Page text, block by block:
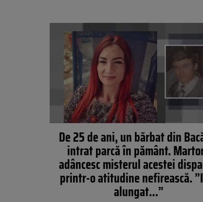
De 25 de ani, un bărbat din
intrat parcă în pământ.
adâncesc misterul acestei
printr-o atitudine nefirească.
alungat…”